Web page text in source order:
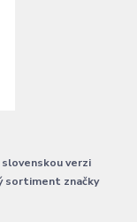
verzi
sortiment značky